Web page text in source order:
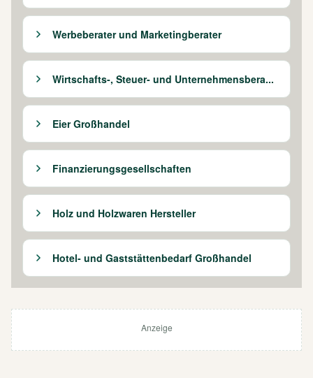
Werbeberater und Marketingberater
Wirtschafts-, Steuer- und Unternehmensbera...
Eier Großhandel
Finanzierungsgesellschaften
Holz und Holzwaren Hersteller
Hotel- und Gaststättenbedarf Großhandel
Anzeige